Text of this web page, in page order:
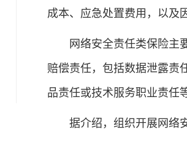
成本、应急处置费用，以及
网络安全责任类保险主要
赔偿责任，包括数据泄露责
品责任或技术服务职业责任
据介绍，组织开展网络安